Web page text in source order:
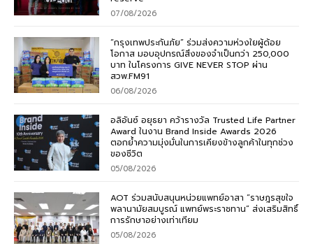
07/08/2026
“กรุงเทพประกันภัย” ร่วมส่งความห่วงใยผู้ด้อย
โอกาส มอบอุปกรณ์สิ่งของจำเป็นกว่า 250,000
บาท ในโครงการ GIVE NEVER STOP ผ่าน
สวพ.FM91
06/08/2026
อลิอันซ์ อยุธยา คว้ารางวัล Trusted Life Partner
Award ในงาน Brand Inside Awards 2026
ตอกย้ำความมุ่งมั่นในการเคียงข้างลูกค้าในทุกช่วง
ของชีวิต
05/08/2026
AOT ร่วมสนับสนุนหน่วยแพทย์อาสา “ราษฎรสุขใจ
พลานามัยสมบูรณ์ แพทย์พระราชทาน” ส่งเสริมสิทธิ์
การรักษาอย่างเท่าเทียม
05/08/2026